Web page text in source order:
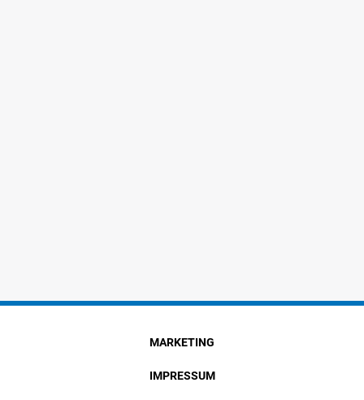
MARKETING
IMPRESSUM